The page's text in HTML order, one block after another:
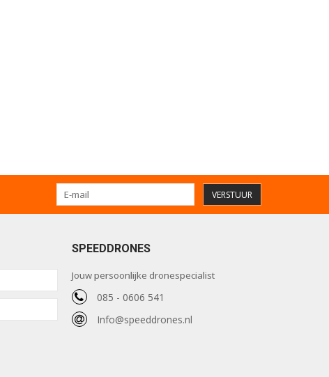
VERSTUUR
SPEEDDRONES
Jouw persoonlijke dronespecialist
085 - 0606 541
Info@speeddrones.nl